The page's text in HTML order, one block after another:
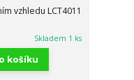
vzhledu LCT4011
Skladem 1 ks
košíku